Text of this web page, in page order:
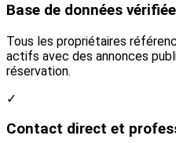
Base de données vérifiée
Tous les propriétaires
actifs avec des annonces
réservation.
✓
Contact direct et